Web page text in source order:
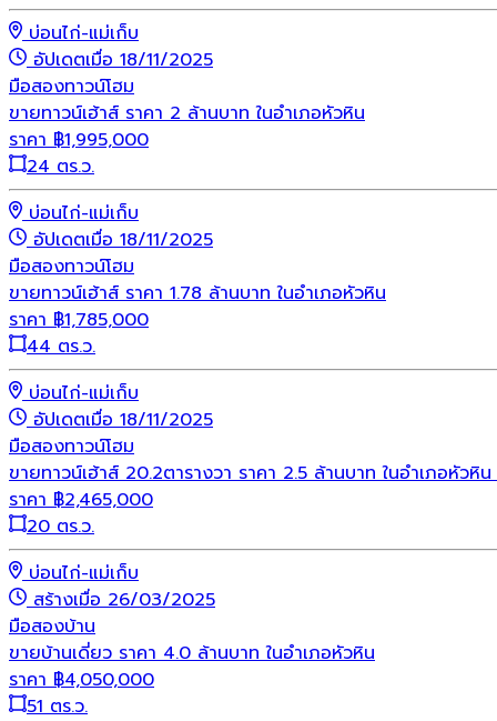
บ่อนไก่-แม่เก็บ
อัปเดตเมื่อ 18/11/2025
มือสองทาวน์โฮม
ขายทาวน์เฮ้าส์ ราคา 2 ล้านบาท ในอำเภอหัวหิน
ราคา ฿1,995,000
24 ตร.ว.
บ่อนไก่-แม่เก็บ
อัปเดตเมื่อ 18/11/2025
มือสองทาวน์โฮม
ขายทาวน์เฮ้าส์ ราคา 1.78 ล้านบาท ในอำเภอหัวหิน
ราคา ฿1,785,000
44 ตร.ว.
บ่อนไก่-แม่เก็บ
อัปเดตเมื่อ 18/11/2025
มือสองทาวน์โฮม
ขายทาวน์เฮ้าส์ 20.2ตารางวา ราคา 2.5 ล้านบาท ในอำเภอหัวหิ
ราคา ฿2,465,000
20 ตร.ว.
บ่อนไก่-แม่เก็บ
สร้างเมื่อ 26/03/2025
มือสองบ้าน
ขายบ้านเดี่ยว ราคา 4.0 ล้านบาท ในอำเภอหัวหิน
ราคา ฿4,050,000
51 ตร.ว.